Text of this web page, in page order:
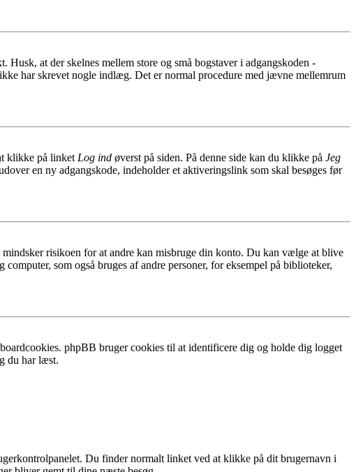
at der skelnes mellem store og små bogstaver i adgangskoden -
har skrevet nogle indlæg. Det er normal procedure med jævne mellemrum
klikke på linket Log ind øverst på siden. På denne side kan du klikke på Jeg
en ny adgangskode, indeholder et aktiveringslink som skal besøges før
risikoen for at andre kan misbruge din konto. Du kan vælge at blive
som også bruges af andre personer, for eksempel på biblioteker,
phpBB bruger cookies til at identificere dig og holde dig logget
du har læst.
Du finder normalt linket ved at klikke på dit brugernavn i